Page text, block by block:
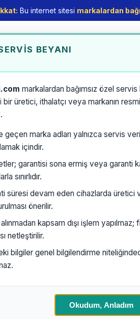
Bu internet sitesi markalardan
BEYANI
markalardan bağımsız özel
bir üretici, ithalatçı veya markanın
.
geçen marka adları yalnızca servis
içindir.
garantisi sona ermiş veya garanti
sınırlıdır.
süresi devam eden cihazlarda üretici
önerilir.
kapsam dışı işlem
netleştirilir.
bilgiler genel bilgilendirme
Okudum, Anladım
Özel